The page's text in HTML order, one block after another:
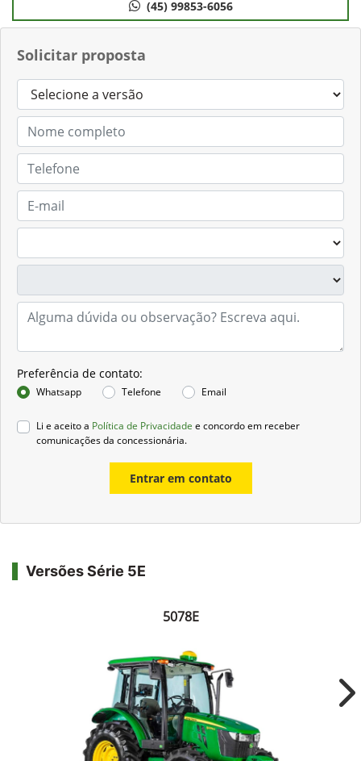
Solicitar proposta
Preferência de contato:
Whatsapp Telefone Email
Li e aceito a Política de Privacidade e concordo em receber
comunicações da concessionária.
Entrar em contato
(45) 99853-6056
Versões Série 5E
5078E